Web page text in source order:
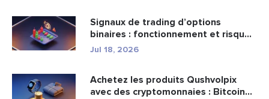
Signaux de trading d’options
binaires : fonctionnement et risqu...
Jul 18, 2026
Achetez les produits Qushvolpix
avec des cryptomonnaies : Bitcoin...